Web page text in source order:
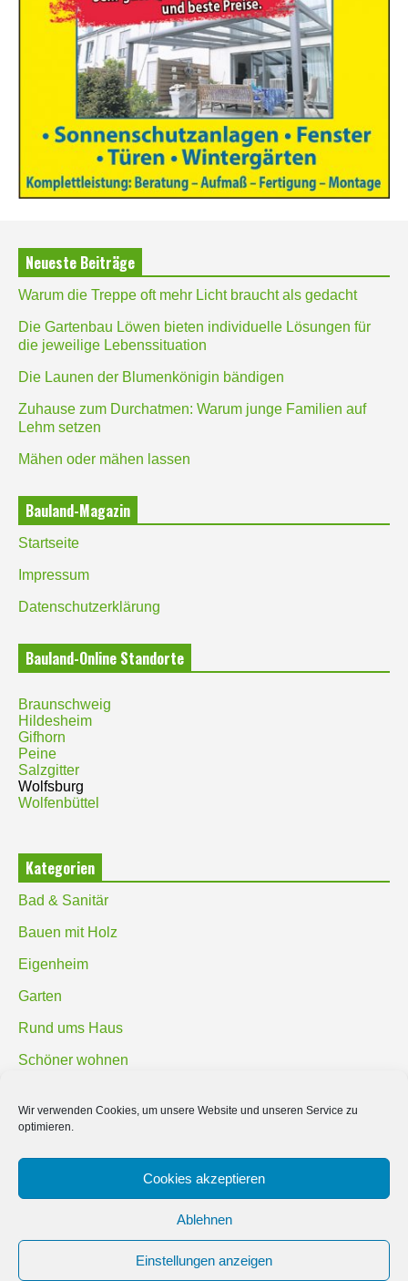
Wir verwenden Cookies, um unsere Website und unseren Service zu
optimieren.
Cookies akzeptieren
Ablehnen
Einstellungen anzeigen
Neueste Beiträge
Warum die Treppe oft mehr Licht braucht als gedacht
Die Gartenbau Löwen bieten individuelle Lösungen für
die jeweilige Lebenssituation
Die Launen der Blumenkönigin bändigen
Zuhause zum Durchatmen: Warum junge Familien auf
Lehm setzen
Mähen oder mähen lassen
Bauland-Magazin
Startseite
Impressum
Datenschutzerklärung
Bauland-Online Standorte
Braunschweig
Hildesheim
Gifhorn
Peine
Salzgitter
Wolfsburg
Wolfenbüttel
Kategorien
Bad & Sanitär
Bauen mit Holz
Eigenheim
Garten
Rund ums Haus
Schöner wohnen
© 2019 Bauland Magazin Braunschweig, Peine & Wolfsburg. All rights